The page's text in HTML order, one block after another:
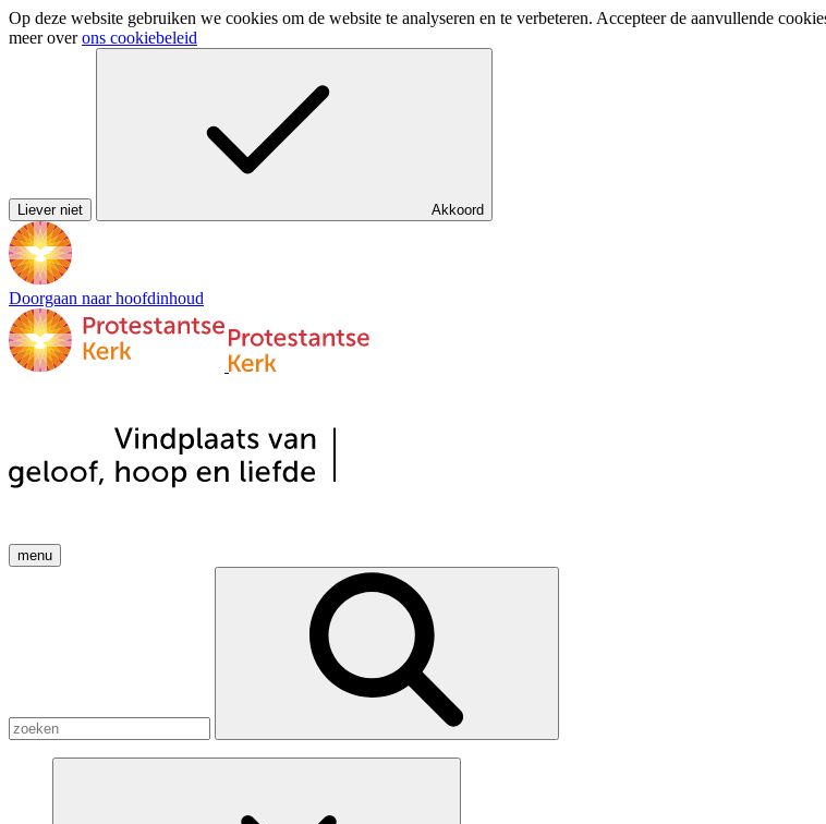
Op deze website gebruiken we cookies om de website te analyseren en te verbeteren. Accepteer de aanvullende
meer overons cookiebeleid
Liever niet Akkoord
Doorgaan naar hoofdinhoud
menu